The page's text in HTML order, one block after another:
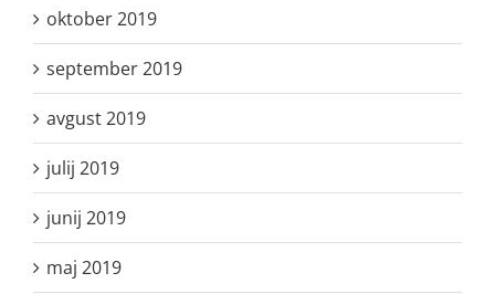
oktober 2019
september 2019
avgust 2019
julij 2019
junij 2019
maj 2019